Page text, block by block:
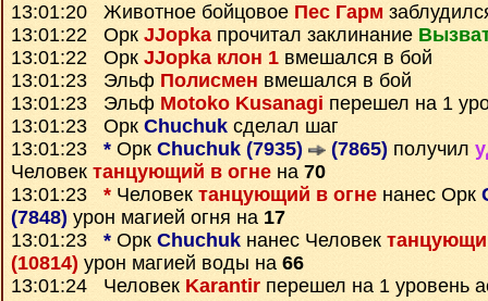
13:01:20 Животное бойцовое Пес Гарм
13:01:22 Орк JJopkaпрочитал заклинание
13:01:22 Орк JJopka клон 1 вмешался в бой
13:01:23 Эльф Полисмен вмешался в бой
13:01:23 Эльф Motoko Kusanagi перешел на 1
13:01:23 Орк Chuchuk сделал шаг
13:01:23 * Орк Chuchuk (7935) (7865) получил
Человек танцующий в огне на 70
13:01:23 * Человек танцующий в огне нанес Орк
(7848) урон магией огня на 17
13:01:23 * Орк Chuchuk нанес Человек
(10814) урон магией воды на 66
13:01:24 Человек Karantir перешел на 1 уровень